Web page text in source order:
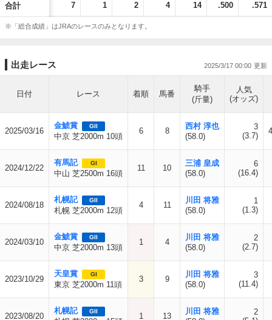
合計 7 1 2 4 14 .500 .571
※「総合成績」はJRAのレースのみとなります。
出走レース 2025/3/17 00:00
日付 レース 着順 馬番
騎手
(斤量)
人気
(オッズ)
2025/03/16
金鯱賞 GII
中京 芝2000m 10頭
6 8
西村 淳也
(58.0)
3
(3.7)
2024/12/22
有馬記 GI
中山 芝2500m 16頭
11 10
三浦 皇成
(58.0)
6
(16.4)
2024/08/18
札幌記 GII
札幌 芝2000m 12頭
4 11
川田 将雅
(58.0)
1
(1.3)
2024/03/10
金鯱賞 GII
中京 芝2000m 13頭
1 4
川田 将雅
(58.0)
2
(2.7)
2023/10/29
天皇賞 GI
東京 芝2000m 11頭
3 9
川田 将雅
(58.0)
3
(11.4)
2023/08/20
札幌記 GII
1 13
川田 将雅
2